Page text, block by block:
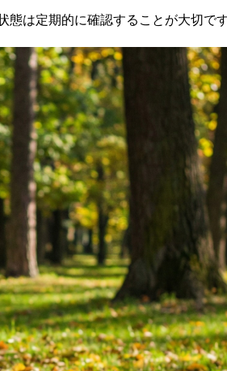
態は定期的に確認することが大切で